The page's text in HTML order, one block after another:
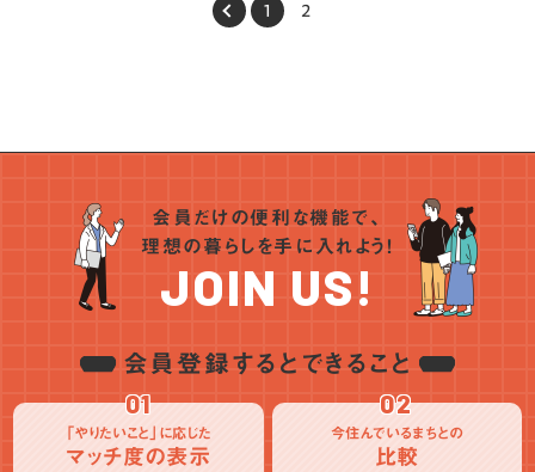
客で賑わいます。農業も盛んで、特にお米や
豊郷駅からのアクセスが便利です
1 2
会員だけの便利な機能で、
理想の暮らしを手に入れよう！
JOIN US!
会員登録するとできること
01
「やりたいこと」に応じた
マッチ度の表示
02
今住んでいるまちとの
比較